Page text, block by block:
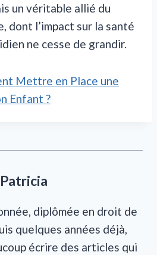
un véritable allié du
dont l’impact sur la santé
ne cesse de grandir.
Mettre en Place une
Enfant ?
Patricia
diplômée en droit de
quelques années déjà,
écrire des articles qui